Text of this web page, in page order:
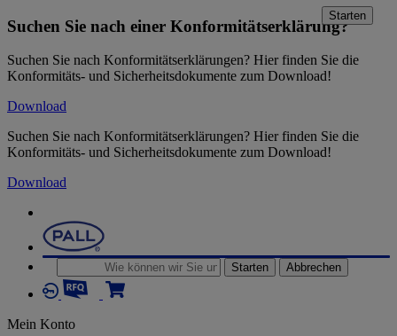
Suchen Sie nach einer Konformitätserklärung?
Suchen Sie nach Konformitätserklärungen? Hier finden Sie die
Konformitäts- und Sicherheitsdokumente zum Download!
Download
Suchen Sie nach Konformitätserklärungen? Hier finden Sie die
Konformitäts- und Sicherheitsdokumente zum Download!
Download
Starten Abbrechen
Mein Konto
Starten